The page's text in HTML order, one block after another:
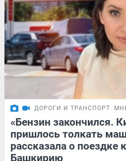
ДОРОГИ И ТРАНСПОРТ
«Бензин закончился.
пришлось толкать
рассказала о поездке
Башкирию